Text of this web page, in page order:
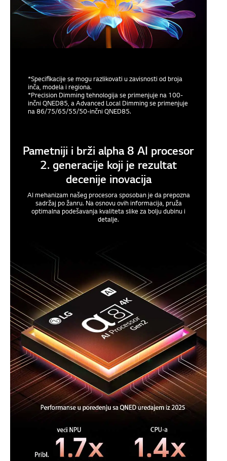
*Specifikacije se mogu razlikovati u zavisnosti od broja
inča, modela i regiona.
*Precision Dimming tehnologija se primenjuje na 100-
inčni QNED85, a Advanced Local Dimming se primenjuje
na 86/75/65/55/50-inčni QNED85.
Pametniji i brži alpha 8 AI procesor
2. generacije koji je rezultat
decenije inovacija
AI mehanizam našeg procesora sposoban je da prepozna
sadržaj po žanru. Na osnovu ovih informacija, pruža
optimalna podešavanja kvaliteta slike za bolju dubinu i
detalje.